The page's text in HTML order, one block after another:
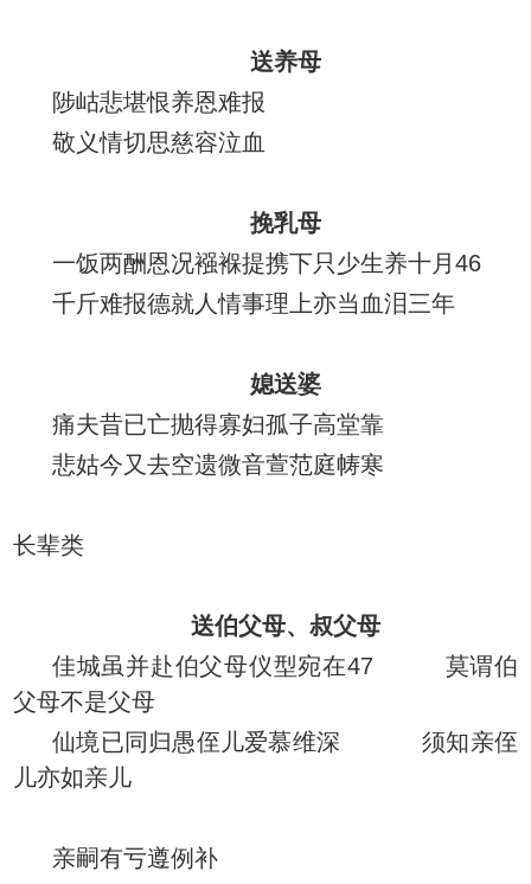
送养母
陟岵悲堪恨养恩难报
敬义情切思慈容泣血
挽乳母
一饭两酬恩况襁褓提携下只少生养十月46
千斤难报德就人情事理上亦当血泪三年
媳送婆
痛夫昔已亡抛得寡妇孤子高堂靠
悲姑今又去空遗微音萱范庭帱寒
长辈类
送伯父母、叔父母
佳城虽并赴伯父母仪型宛在47 莫谓伯
父母不是父母
仙境已同归愚侄儿爱慕维深 须知亲侄
儿亦如亲儿
亲嗣有亏遵例补